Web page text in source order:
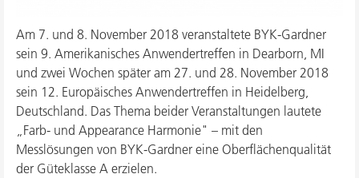
Am 7. und 8. November 2018 veranstaltete BYK-Gardner
sein 9. Amerikanisches Anwendertreffen in Dearborn, MI
und zwei Wochen später am 27. und 28. November 2018
sein 12. Europäisches Anwendertreffen in Heidelberg,
Deutschland. Das Thema beider Veranstaltungen lautete
„Farb- und Appearance Harmonie" – mit den
Messlösungen von BYK-Gardner eine Oberflächenqualität
der Güteklasse A erzielen.